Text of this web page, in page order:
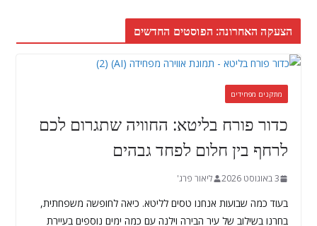
הצעקה האחרונה: הפוסטים החדשים
מתקנים מפחידים
כדור פורח בליטא: החוויה שתגרום לכם
לרחף בין חלום לפחד גבהים
3 באוגוסט 2026 ליאור פרג'
בעוד כמה שבועות אנחנו טסים לליטא. כיאה לחופשה משפחתית,
בחרנו בשילוב של עיר הבירה וילנה עם כמה ימים נוספים בעיירת